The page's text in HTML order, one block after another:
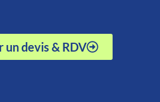
un devis & RDV